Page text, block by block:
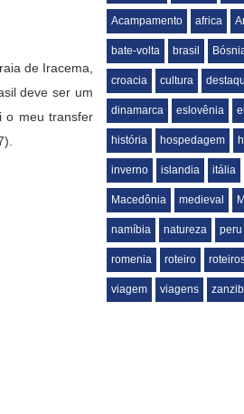
de Iracema,
deve ser um
o meu transfer
Acampamento africa
bate-volta brasil
croacia cultura
dinamarca eslovênia
história hospedagem
inverno islandia itália
Macedônia medieval
namíbia natureza peru
romenia roteiro
viagem viagens